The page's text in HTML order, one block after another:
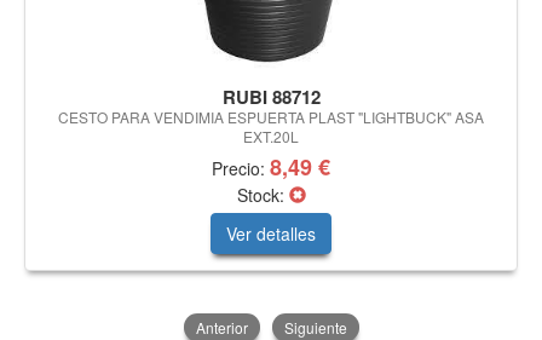
RUBI 88712
CESTO PARA VENDIMIA ESPUERTA PLAST "LIGHTBUCK" ASA
EXT.20L
Precio: 8,49 €
Stock:
Ver detalles
Anterior Siguiente